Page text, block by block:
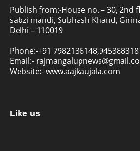
Publish from:-House no. – 30, 2nd
sabzi mandi, Subhash Khand,
Delhi – 110019
Phone:-+91
Email:-
Website:-www.aajkaujala.com
Like us